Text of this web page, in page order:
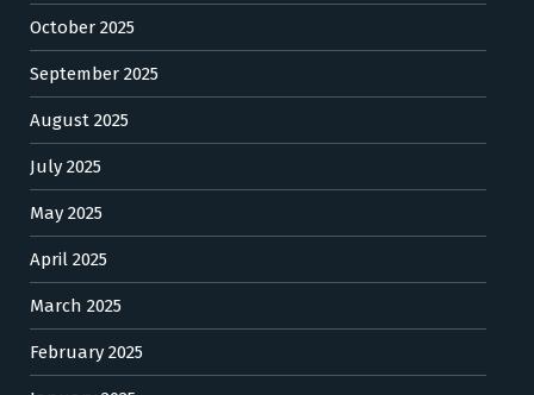
October 2025
September 2025
August 2025
July 2025
May 2025
April 2025
March 2025
February 2025